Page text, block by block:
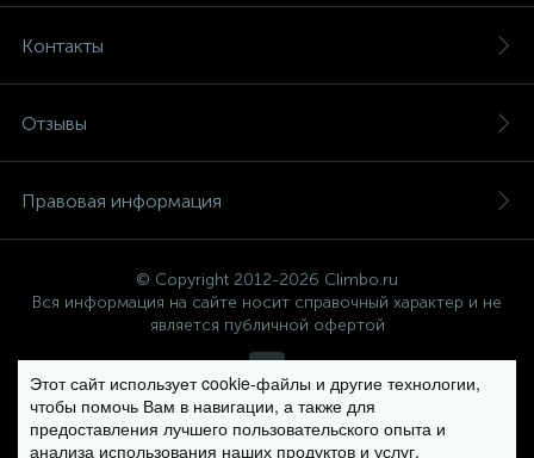
Контакты
Отзывы
Правовая информация
© Copyright 2012-2026 Climbo.ru
Вся информация на сайте носит справочный характер и не
является публичной офертой
Политика компании в отношении обработки персональных
данных
Этот сайт использует cookie-файлы и другие технологии,
чтобы помочь Вам в навигации, а также для
предоставления лучшего пользовательского опыта и
анализа использования наших продуктов и услуг.